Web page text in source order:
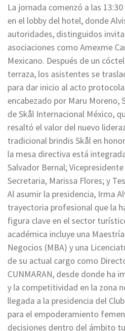
La jornada comenzó a las
en el lobby del hotel, donde
autoridades, distinguidos
asociaciones como Amexme
Mexicano. Después de un
terraza, los asistentes se
para dar inicio al acto
encabezado por Maru Moreno,
de Skål Internacional México,
resaltó el valor del nuevo
tradicional brindis Skål en
la mesa directiva está
Salvador Bernal;
Secretaria, Marissa Flores; y
Al asumir la presidencia, Irma
trayectoria profesional que la
figura clave en el sector
académica incluye una
Negocios (MBA) y una
de su actual cargo como
CUNMARAN, desde donde ha
y la competitividad en la zona
llegada a la presidencia del
para el empoderamiento
decisiones dentro del ámbito